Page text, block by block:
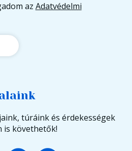
az Adatvédelmi
túráink és érdekességek
is követhetők!